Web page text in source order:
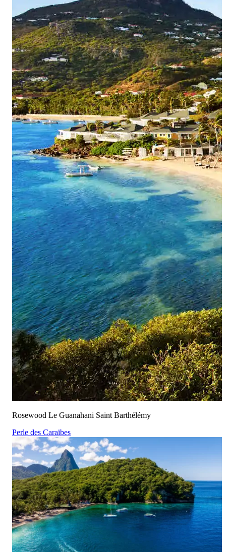
Rosewood Le Guanahani Saint Barthélémy
Perle des Caraïbes